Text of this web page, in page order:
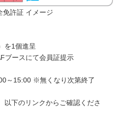
免許証 イメージ
を1個進呈
ブースにて会員証提示
～15:00 ※無くなり次第終了
以下のリンクからご確認くださ